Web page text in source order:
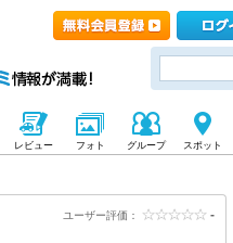
レビュー フォト グループ スポット
ユーザー評価： -